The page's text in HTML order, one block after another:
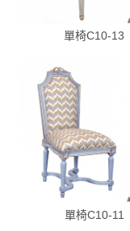
單椅C10-13
單椅C10-11